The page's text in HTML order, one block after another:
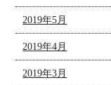
2019年5月
2019年4月
2019年3月